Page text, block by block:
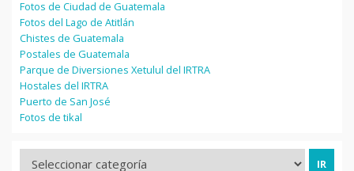
Fotos de Ciudad de Guatemala
Fotos del Lago de Atitlán
Chistes de Guatemala
Postales de Guatemala
Parque de Diversiones Xetulul del IRTRA
Hostales del IRTRA
Puerto de San José
Fotos de tikal